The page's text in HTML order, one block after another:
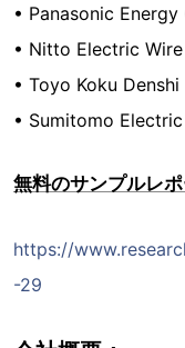
• Panasonic Energy
• Nitto Electric
• Toyo Koku
• Sumitomo Electric
無料のサンプルレ
https://
-29